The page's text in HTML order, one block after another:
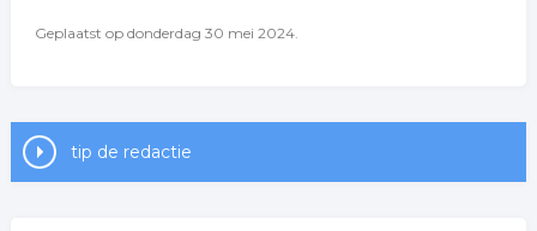
Geplaatst op donderdag 30 mei 2024.
tip de redactie